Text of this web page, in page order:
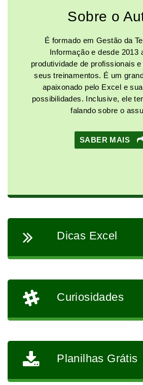
Sobre o
É formado em Gestão da
Informação e desde 2013
produtividade de profissionais
seus treinamentos. É um
apaixonado pelo Excel e
possibilidades. Inclusive, ele
falando sobre o
SABER MAIS
Dicas Excel
Curiosidades
Planilhas Grátis